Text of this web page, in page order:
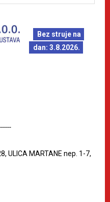
Bez struje na
dan: 3.8.2026.
ULICA MARTANE nep. 1-7,